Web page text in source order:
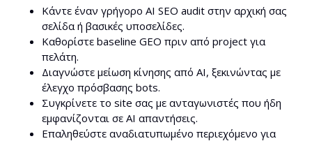
Κάντε έναν γρήγορο AI SEO audit στην αρχική σας
σελίδα ή βασικές υποσελίδες.
Καθορίστε baseline GEO πριν από project για
πελάτη.
Διαγνώστε μείωση κίνησης από AI, ξεκινώντας με
έλεγχο πρόσβασης bots.
Συγκρίνετε το site σας με ανταγωνιστές που ήδη
εμφανίζονται σε AI απαντήσεις.
Επαληθεύστε αναδιατυπωμένο περιεχόμενο για